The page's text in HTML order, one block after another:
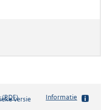
b
Informatie